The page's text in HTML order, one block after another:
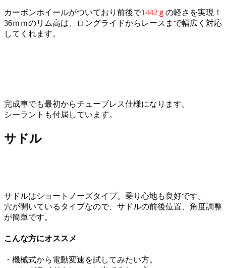
カーボンホイールがついており前後で1442ｇ の軽さを実現！
36ｍｍのリム高は、ロングライドからレースまで幅広く対応
してくれます。
完成車でも最初からチューブレス仕様になります。
シーラントも付属しています。
サドル
サドルはショートノーズタイプ。乗り心地も良好です。
穴が開いているタイプなので、サドルの前後位置、角度調整
が簡単です。
こんな方にオススメ
・機械式から電動変速を試してみたい方。